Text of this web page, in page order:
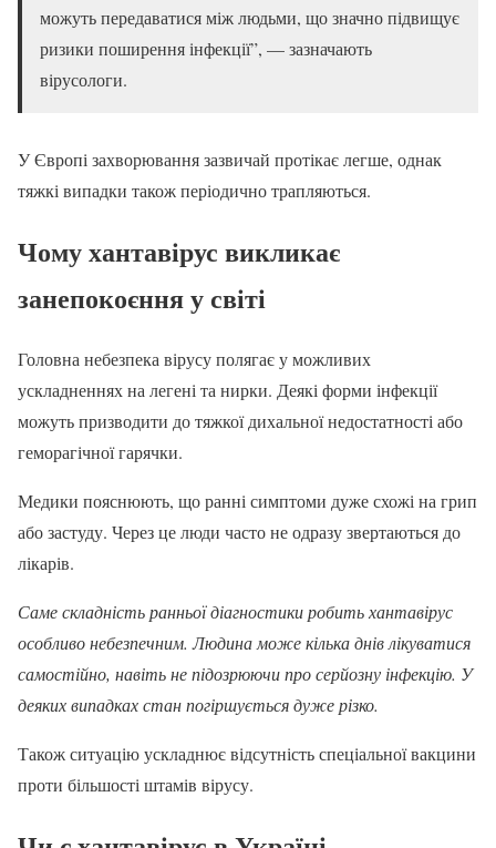
можуть передаватися між людьми, що значно підвищує
ризики поширення інфекції”, — зазначають
вірусологи.
У Європі захворювання зазвичай протікає легше, однак
тяжкі випадки також періодично трапляються.
Чому хантавірус викликає
занепокоєння у світі
Головна небезпека вірусу полягає у можливих
ускладненнях на легені та нирки. Деякі форми інфекції
можуть призводити до тяжкої дихальної недостатності або
геморагічної гарячки.
Медики пояснюють, що ранні симптоми дуже схожі на грип
або застуду. Через це люди часто не одразу звертаються до
лікарів.
Саме складність ранньої діагностики робить хантавірус
особливо небезпечним. Людина може кілька днів лікуватися
самостійно, навіть не підозрюючи про серйозну інфекцію. У
деяких випадках стан погіршується дуже різко.
Також ситуацію ускладнює відсутність спеціальної вакцини
проти більшості штамів вірусу.